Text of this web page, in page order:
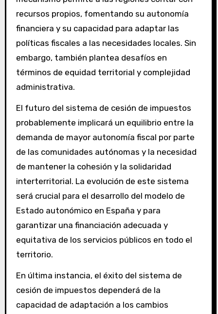
recursos propios, fomentando su autonomía
financiera y su capacidad para adaptar las
políticas fiscales a las necesidades locales. Sin
embargo, también plantea desafíos en
términos de equidad territorial y complejidad
administrativa.
El futuro del sistema de cesión de impuestos
probablemente implicará un equilibrio entre la
demanda de mayor autonomía fiscal por parte
de las comunidades autónomas y la necesidad
de mantener la cohesión y la solidaridad
interterritorial. La evolución de este sistema
será crucial para el desarrollo del modelo de
Estado autonómico en España y para
garantizar una financiación adecuada y
equitativa de los servicios públicos en todo el
territorio.
En última instancia, el éxito del sistema de
cesión de impuestos dependerá de la
capacidad de adaptación a los cambios